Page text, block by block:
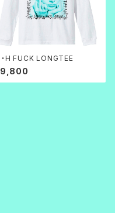
H FUCK LONGTEE